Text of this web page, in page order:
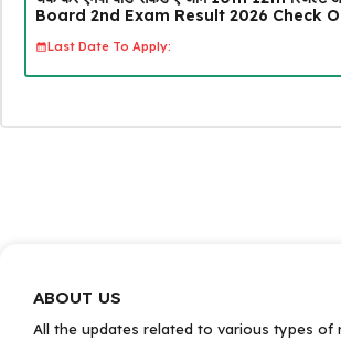
Board 2nd Exam Result 2026 Check
Last Date To Apply:
ABOUT US
All the updates related to various types of